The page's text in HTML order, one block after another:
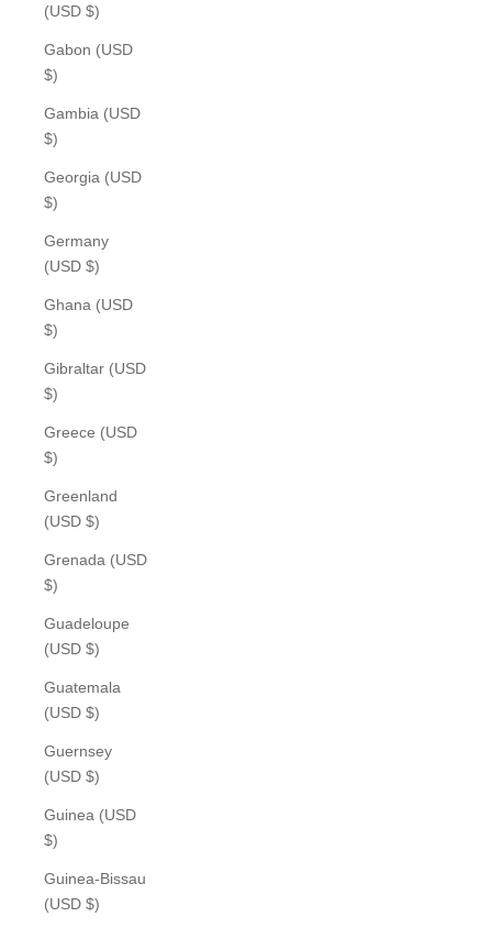
(USD $)
Gabon (USD
$)
Gambia (USD
$)
Georgia (USD
$)
Germany
(USD $)
Ghana (USD
$)
Gibraltar (USD
$)
Greece (USD
$)
Greenland
(USD $)
Grenada (USD
$)
Guadeloupe
(USD $)
Guatemala
(USD $)
Guernsey
(USD $)
Guinea (USD
$)
Guinea-Bissau
(USD $)